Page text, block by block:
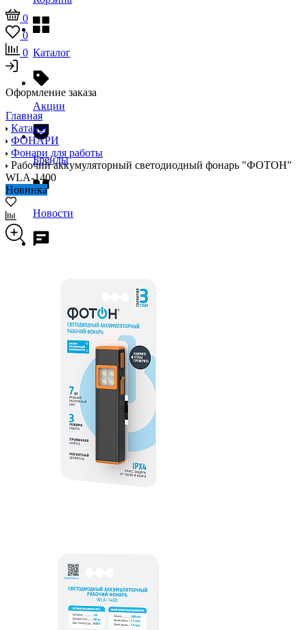
Каталог
Акции
Бренды
Новости
Помощь
0
0
0
Оформление заказа
Главная
Каталог
ФОНАРИ
Фонари для работы
Рабочий аккумуляторный светодиодный фонарь "ФОТОН"
WLA-1400
Новинка